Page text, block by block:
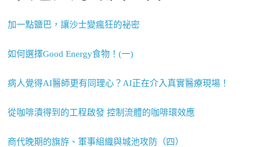
加一點鹽巴，讓沙士變瘋狂的祕密
如何選擇Good Energy食物！(一)
病人覺得AI醫師更有同理心？AI正在介入真實醫療現場！
從咖啡漬得到的工程啟發 控制流體的咖啡環效應
商代晚期的旗斿、軍事組織與城池攻防（四）